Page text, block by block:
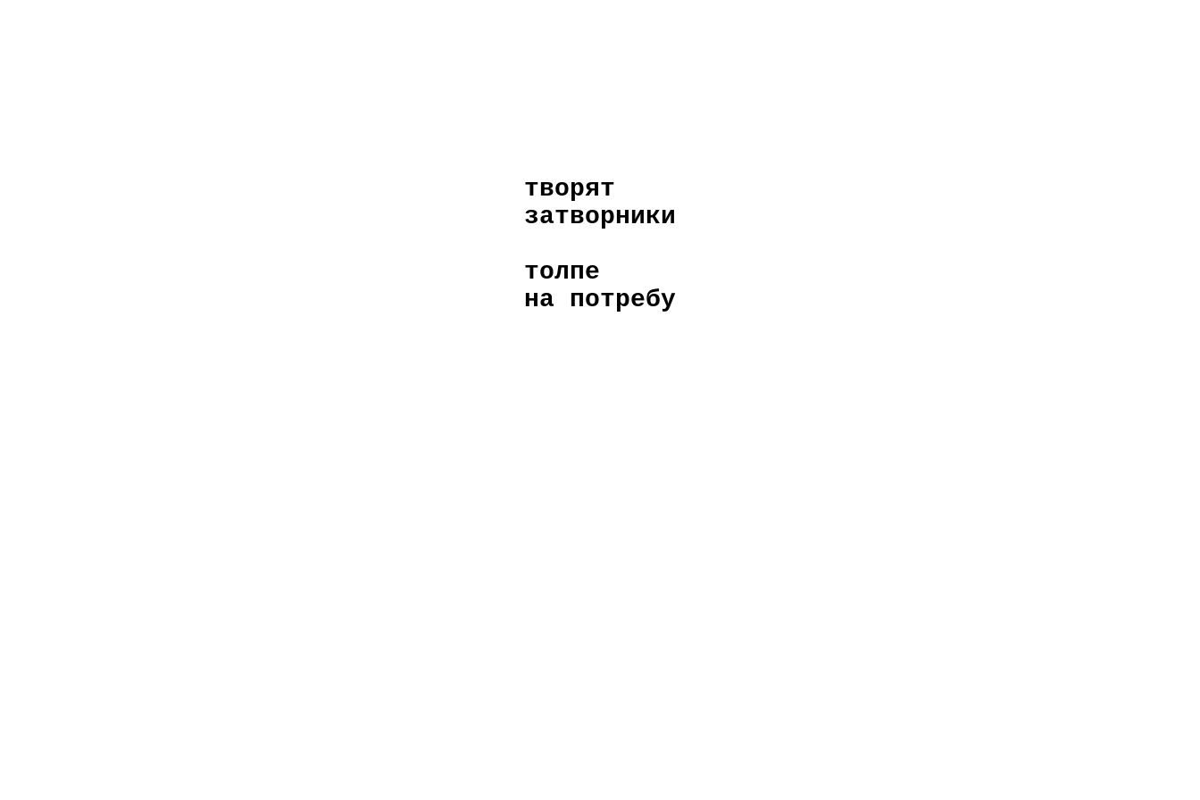
творят
затворники
толпе
на потребу